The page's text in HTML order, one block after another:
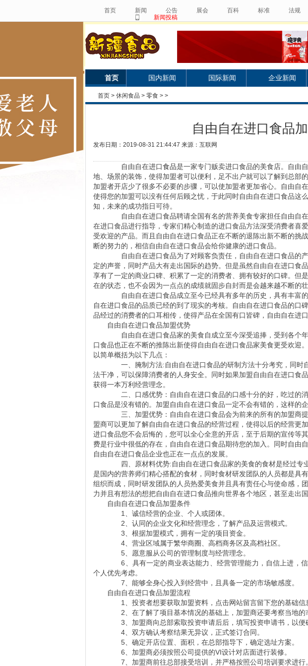
首页 新闻 公告 展会 百科 标准 法规
新闻投稿
首页 国内新闻 国际新闻 企业新闻
首页 > 休闲食品 > 零食 > >
自由自在进口食品
发布日期：2019-08-31 21:44:47 来源：互联网
自由自在进口食品是一家专门贩卖进口食品的美食店。自由
地、场景的装饰，使得加盟者可以便利，足不出户就可以了解到总部
加盟者开店少了很多不必要的步骤，可以使加盟者更加省心。自由自
使得您的加盟可以没有任何后顾之忧，于此同时自由自在进口食品这
知，未来的成功指日可待。
自由自在进口食品聘请全国有名的营养美食专家担任自由自
在进口食品进行指导，专家们精心制造的进口食品方法深受消费者喜
受欢迎的产品。而且自由自在进口食品正在不断的退陈出新不断的挑
断的努力的，相信自由自在进口食品会给你健康的进口食品。
自由自在进口食品为了对顾客负责任，自由自在进口食品的
定的声誉，同时产品大有走出国际的趋势。但是虽然自由自在进口食
享有了一定的商业口碑、积累了一定的消费者、拥有较好的口碑。但
在的状态，也不会因为一点点的成绩就固步自封而是会越来越不断的壮
自由自在进口食品成立至今已经具有多年的历史，具有丰富
自在进口食品的品质已经的到了现实的考核。自由自在进口食品的口
品经过的消费者的口耳相传，使得产品在全国有口皆碑，自由自在进
自由自在进口食品加盟优势
自由自在进口食品家的美食自成立至今深受追捧，受到各个
口食品也正在不断的推陈出新使得自由自在进口食品家美食更受欢迎
以简单概括为以下几点：
一、腌制方法:自由自在进口食品的研制方法十分考究，同时
法干净，可以保障消费者的人身安全。同时如果加盟自由自在进口食
获得一本万利经营理念。
二、口感优势：自由自在进口食品的口感十分的好，吃过的
口食品是没有错的。加盟自由自在进口食品一定不会有错的，这样的
三、加盟优势：自由自在进口食品会为前来的所有的加盟商
盟商可以更加了解自由自在进口食品的经营过程，使得以后的经营更
进口食品您不会后悔的，您可以全心全意的开店，至于后期的宣传等
费是行业中很低的存在，自由自在进口食品期待您的加入。同时自由
自由自在进口食品企业也正在一点点的发展。
四、原材料优势:自由自在进口食品家的美食的食材是经过专
是国内的营养师们精心搭配的食材，同时食材研发团队的人员都是具
组织而成，同时研发团队的人员热爱美食并且具有责任心与使命感，
力并且有想法的想把自由自在进口食品推向世界各个地区，甚至走出国
自由自在进口食品加盟条件
1、诚信经营的企业、个人或团体。
2、认同的企业文化和经营理念，了解产品及运营模式。
3、根据加盟模式，拥有一定的项目资金。
4、营业区域属于繁华商圈、高档商务区及高档社区。
5、愿意服从公司的管理制度与经营理念。
6、具有一定的商业表达能力、经营管理能力，自信上进，信
个人优先考虑。
7、能够全身心投入到经营中，且具备一定的市场敏感度。
自由自在进口食品加盟流程
1、投资者想要获取加盟资料，点击网站留言留下您的基础信
2、在了解了项目基本情况的基础上，加盟商还要考察当地的
3、加盟商向总部索取投资申请后后，填写投资申请书，以便
4、双方确认考察结果无异议，正式签订合同。
5、确定开店位置、面积，在总部指导下，确定选址方案。
6、加盟商必须按照公司提供的VI设计对店面进行装修。
7、加盟商前往总部接受培训，并严格按照公司培训要求进行。